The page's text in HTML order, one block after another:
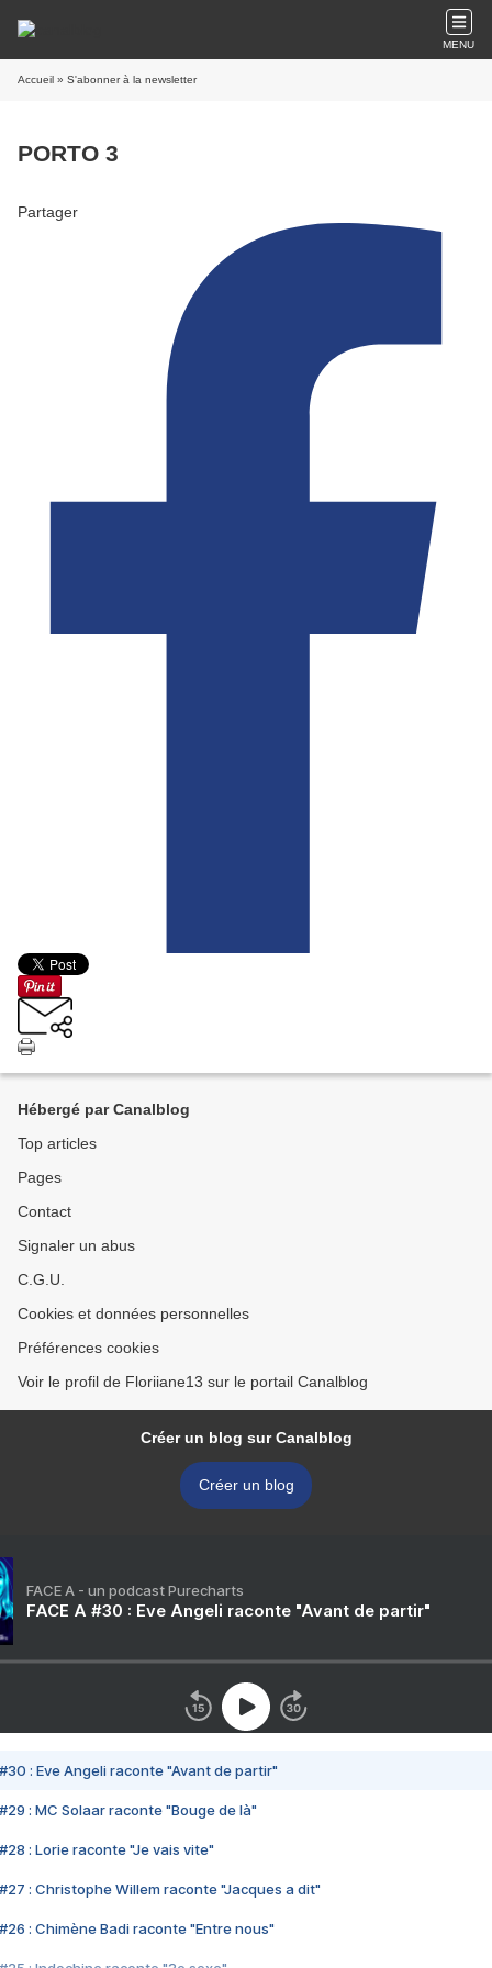
MENU
Accueil » S'abonner à la newsletter
PORTO 3
Partager
Hébergé par Canalblog
Top articles
Pages
Contact
Signaler un abus
C.G.U.
Cookies et données personnelles
Préférences cookies
Voir le profil de Floriiane13 sur le portail Canalblog
Créer un blog sur Canalblog
Créer un blog
FACE A - un podcast Purecharts
FACE A #30 : Eve Angeli raconte "Avant de partir"
#30 : Eve Angeli raconte "Avant de partir"
#29 : MC Solaar raconte "Bouge de là"
#28 : Lorie raconte "Je vais vite"
#27 : Christophe Willem raconte "Jacques a dit"
#26 : Chimène Badi raconte "Entre nous"